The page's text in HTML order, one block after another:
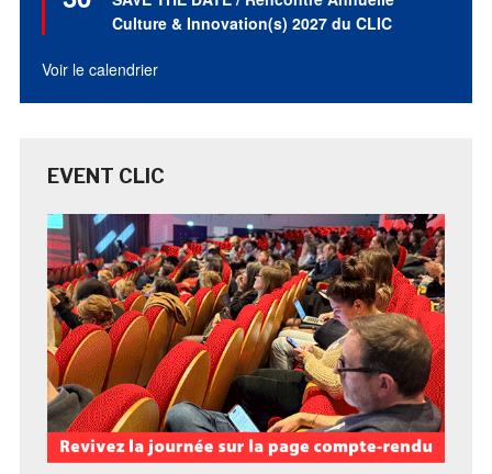
avant
Culture & Innovation(s) 2027 du CLIC
Voir le calendrier
EVENT CLIC